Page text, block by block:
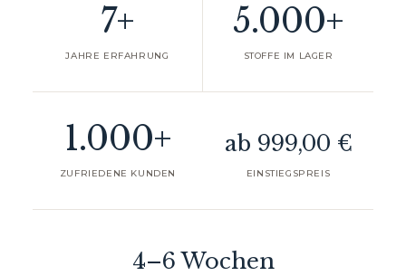
7+
JAHRE ERFAHRUNG
5.000+
STOFFE IM LAGER
1.000+
ZUFRIEDENE KUNDEN
ab 999,00 €
EINSTIEGSPREIS
4–6 Wochen